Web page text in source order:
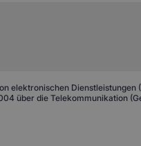
Dienstleistungen
über die Telekommunikation